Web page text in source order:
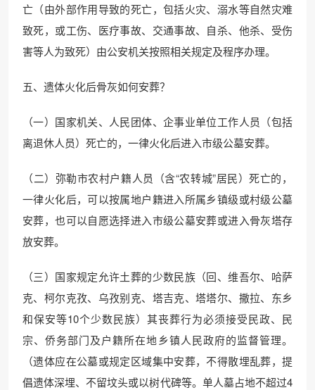
亡（由外部作用导致的死亡，包括火灾、溺水等自然灾难
致死，或工伤、医疗事故、交通事故、自杀、他杀、受伤
害等人为致死）由公安机关按照相关规定及程序办理。
五、遗体火化后骨灰如何安葬？
（一）国家机关、人民团体、企事业单位工作人员（包括
离退休人员）死亡的，一律火化后进入市级公墓安葬。
（二）弥勒市农村户籍人员（含“农转城”居民）死亡的，
一律火化后，可以按属地户籍进入所属乡镇级或村级公墓
安葬，也可以自愿选择进入市级公墓安葬或进入骨灰塔存
放安葬。
（三）国家规定允许土葬的少数民族（回、维吾尔、哈萨
克、柯尔克孜、乌孜别克、塔吉克、塔塔尔、撒拉、东乡
和保安等10个少数民族）其丧葬行为必须接受民政、民
宗、侨务部门及户籍所在地乡镇人民政府的监督管理。
（遗体应在公墓或规定区域集中安葬，不得散埋乱葬，提
倡遗体深埋、不留坟头或以树代碑等。单人墓占地不超过4